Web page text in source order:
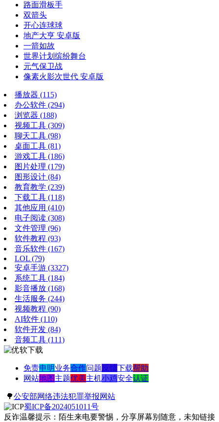
路面滑板手
双箭头
开心连球球
地产大亨 安卓版
一箭如故
世界计划缤纷舞台
元气保卫战
像素火影次世代 安卓版
播放器 (115)
办公软件 (294)
浏览器 (188)
视频工具 (309)
聊天工具 (98)
桌面工具 (81)
游戏工具 (186)
图片处理 (179)
图形设计 (84)
教育教学 (239)
下载工具 (118)
其他应用 (410)
电子阅读 (308)
文件管理 (96)
软件教程 (93)
音乐软件 (167)
LOL (79)
安卓手游 (3327)
系统工具 (184)
影音播放 (168)
生活服务 (244)
视频教程 (90)
AI软件 (110)
软件开发 (84)
音频工具 (111)
免责申明业务合作问题反馈下载帮助
网站地图 主题优美主机小鸡安全认证
🌳公安部网络违法犯罪举报网站
蜀ICP备2024051011号
反诈温馨提示：陌生来电要警惕，分享屏幕别随意，未知链接